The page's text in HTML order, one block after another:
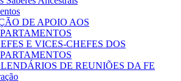
DE APOIO AOS
E VICES-CHEFES DOS
DE REUNIÕES DA FE